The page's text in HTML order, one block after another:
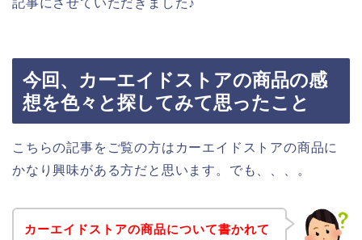
今回、カーエイドストアの商品の感
想を色々と探してみて思ったこと
こちらの記事をご覧の方はカーエイドストアの商品に
かなり興味がある方だと思います。でも、、、。
カーエイドストアの商品について書かれて